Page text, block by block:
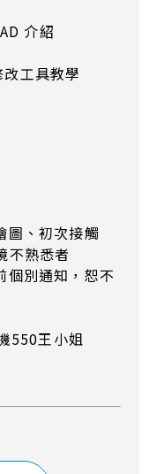
介紹
工具教學
圖、初次接觸
不熟悉者
個別通知，恕不
550王小姐